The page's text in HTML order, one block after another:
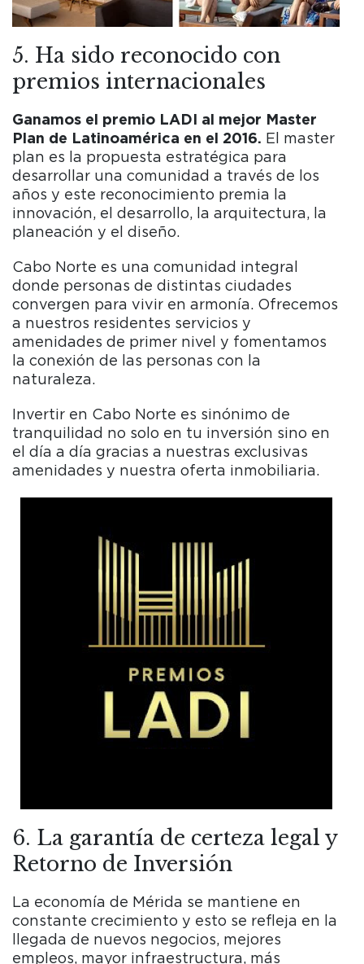
5. Ha sido reconocido con
premios internacionales
Ganamos el premio LADI al mejor Master
Plan de Latinoamérica en el 2016. El master
plan es la propuesta estratégica para
desarrollar una comunidad a través de los
años y este reconocimiento premia la
innovación, el desarrollo, la arquitectura, la
planeación y el diseño.
Cabo Norte es una comunidad integral
donde personas de distintas ciudades
convergen para vivir en armonía. Ofrecemos
a nuestros residentes servicios y
amenidades de primer nivel y fomentamos
la conexión de las personas con la
naturaleza.
Invertir en Cabo Norte es sinónimo de
tranquilidad no solo en tu inversión sino en
el día a día gracias a nuestras exclusivas
amenidades y nuestra oferta inmobiliaria.
6. La garantía de certeza legal y
Retorno de Inversión
La economía de Mérida se mantiene en
constante crecimiento y esto se refleja en la
llegada de nuevos negocios, mejores
empleos, mayor infraestructura, más